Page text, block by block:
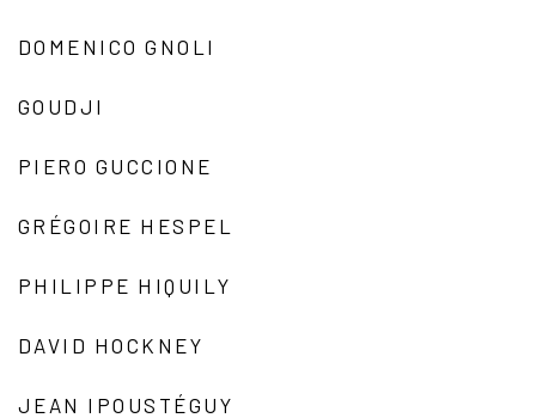
DOMENICO GNOLI
GOUDJI
PIERO GUCCIONE
GRÉGOIRE HESPEL
PHILIPPE HIQUILY
DAVID HOCKNEY
JEAN IPOUSTÉGUY